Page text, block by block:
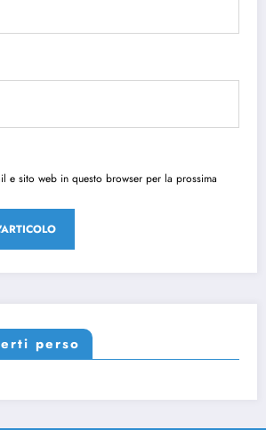
e sito web in questo browser per la prossima
perso